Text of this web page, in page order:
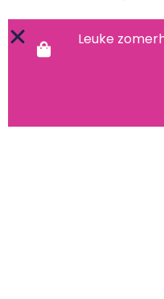
Leuke